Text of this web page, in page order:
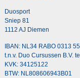
Duosport
Sniep 81
1112 AJ Diemen
IBAN: NL34 RABO 0313
t.n.v. Duo Cursussen B.V.
KVK: 34125122
BTW: NL808606943B01